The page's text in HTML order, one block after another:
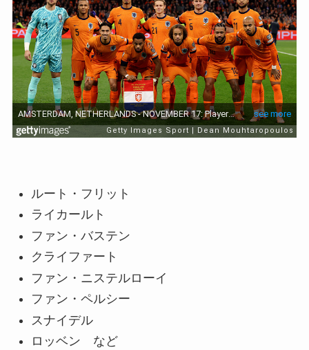
ルート・フリット
ライカールト
ファン・バステン
クライファート
ファン・ニステルローイ
ファン・ペルシー
スナイデル
ロッベン など